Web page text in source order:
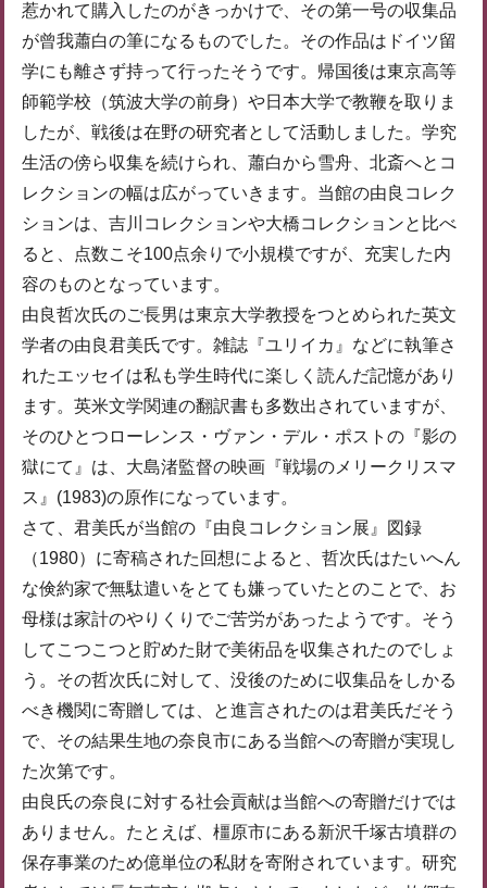
惹かれて購入したのがきっかけで、その第一号の収集品
が曾我蕭白の筆になるものでした。その作品はドイツ留
学にも離さず持って行ったそうです。帰国後は東京高等
師範学校（筑波大学の前身）や日本大学で教鞭を取りま
したが、戦後は在野の研究者として活動しました。学究
生活の傍ら収集を続けられ、蕭白から雪舟、北斎へとコ
レクションの幅は広がっていきます。当館の由良コレク
ションは、吉川コレクションや大橋コレクションと比べ
ると、点数こそ100点余りで小規模ですが、充実した内
容のものとなっています。
由良哲次氏のご長男は東京大学教授をつとめられた英文
学者の由良君美氏です。雑誌『ユリイカ』などに執筆さ
れたエッセイは私も学生時代に楽しく読んだ記憶があり
ます。英米文学関連の翻訳書も多数出されていますが、
そのひとつローレンス・ヴァン・デル・ポストの『影の
獄にて』は、大島渚監督の映画『戦場のメリークリスマ
ス』(1983)の原作になっています。
さて、君美氏が当館の『由良コレクション展』図録
（1980）に寄稿された回想によると、哲次氏はたいへん
な倹約家で無駄遣いをとても嫌っていたとのことで、お
母様は家計のやりくりでご苦労があったようです。そう
してこつこつと貯めた財で美術品を収集されたのでしょ
う。その哲次氏に対して、没後のために収集品をしかる
べき機関に寄贈しては、と進言されたのは君美氏だそう
で、その結果生地の奈良市にある当館への寄贈が実現し
た次第です。
由良氏の奈良に対する社会貢献は当館への寄贈だけでは
ありません。たとえば、橿原市にある新沢千塚古墳群の
保存事業のため億単位の私財を寄附されています。研究